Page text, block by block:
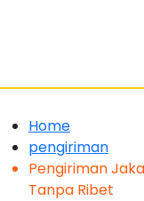
Home
pengiriman
Pengiriman
Tanpa Ribet